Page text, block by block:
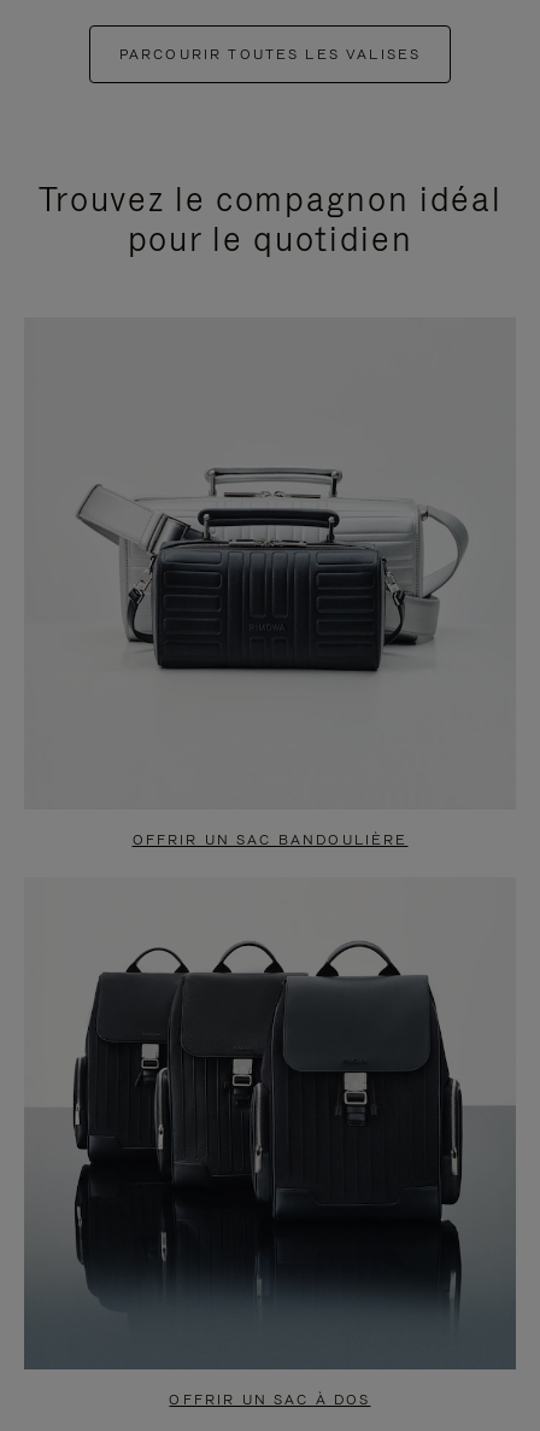
PARCOURIR TOUTES LES VALISES
Trouvez le compagnon idéal
pour le quotidien
OFFRIR UN SAC BANDOULIÈRE
OFFRIR UN SAC À DOS